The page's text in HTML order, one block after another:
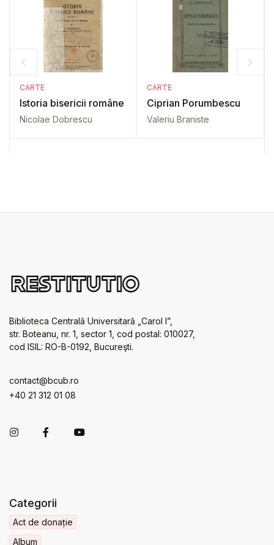
CARTE
Istoria bisericii române
Nicolae Dobrescu
CARTE
Ciprian Porumbescu
Valeriu Braniste
Biblioteca Centrală Universitară „Carol I”,
str. Boteanu, nr. 1, sector 1, cod postal: 010027,
cod ISIL: RO-B-0192, Bucureşti.
contact@bcub.ro
+40 21 312 01 08
Categorii
Act de donație
Album